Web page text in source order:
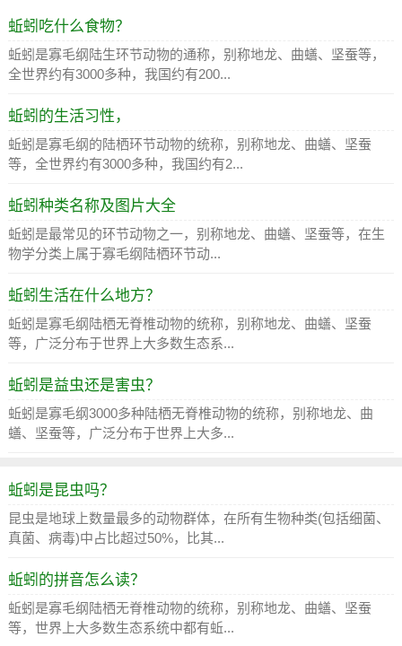
蚯蚓吃什么食物？
蚯蚓是寡毛纲陆生环节动物的通称，别称地龙、曲蟮、坚蚕等，
全世界约有3000多种，我国约有200...
蚯蚓的生活习性，
蚯蚓是寡毛纲的陆栖环节动物的统称，别称地龙、曲蟮、坚蚕
等，全世界约有3000多种，我国约有2...
蚯蚓种类名称及图片大全
蚯蚓是最常见的环节动物之一，别称地龙、曲蟮、坚蚕等，在生
物学分类上属于寡毛纲陆栖环节动...
蚯蚓生活在什么地方？
蚯蚓是寡毛纲陆栖无脊椎动物的统称，别称地龙、曲蟮、坚蚕
等，广泛分布于世界上大多数生态系...
蚯蚓是益虫还是害虫？
蚯蚓是寡毛纲3000多种陆栖无脊椎动物的统称，别称地龙、曲
蟮、坚蚕等，广泛分布于世界上大多...
蚯蚓是昆虫吗？
昆虫是地球上数量最多的动物群体，在所有生物种类(包括细菌、
真菌、病毒)中占比超过50%，比其...
蚯蚓的拼音怎么读？
蚯蚓是寡毛纲陆栖无脊椎动物的统称，别称地龙、曲蟮、坚蚕
等，世界上大多数生态系统中都有蚯...